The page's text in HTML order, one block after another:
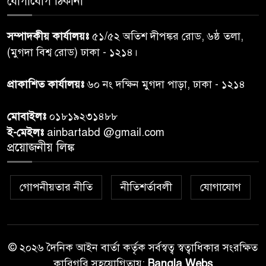
মাঝে ১৩ লক্ষ ১৫ হাজার টাকা
বিতরণ
৬
বান্দরবানে বন্যায় ক্ষতিগ্রস্তদের
দক্ষিণ চট্টগ্রামের এক অসহায় ও
ডোনার্স ক্লাব” এবং “হাসিমুখ পরিবার”
৮
আইনানুগ ব্যবস্থা: তথ্য উপদেষ্টা
৯
সম্পাদকীয় কার্যালয়ঃ ৫১/৫২ অতিশ দীপঙ্কর রোড, ৬ষ্ঠ তলা,
(মুগদা বিশ্ব রোড) ঢাকা - ১২১৪।
প্রাকাশিত কার্যালয়ঃ৬০ নং দক্ষিন মুগদা পাড়া, ঢাকা - ১২১৪
মোবাইলঃ ০১৮১৯২৩১৪৮৮
ই-মেইলঃ ainbartabd @gmail.com
প্রয়োজনীয় লিঙ্ক
গোপনীয়তার নীতি নীতিশর্তাবলী যোগাযোগ
© ২০২৬ দৈনিক আইন বার্তা কর্তৃক সর্বস্বত্ব স্বত্বাধিকার সংরক্ষিত